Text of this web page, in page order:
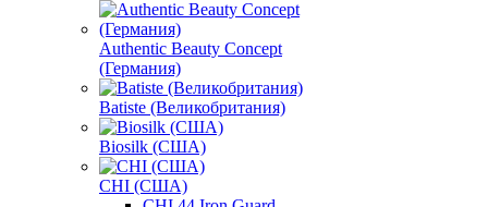
Authentic Beauty Concept
(Германия)
Batiste (Великобритания)
Biosilk (США)
CHI (США)